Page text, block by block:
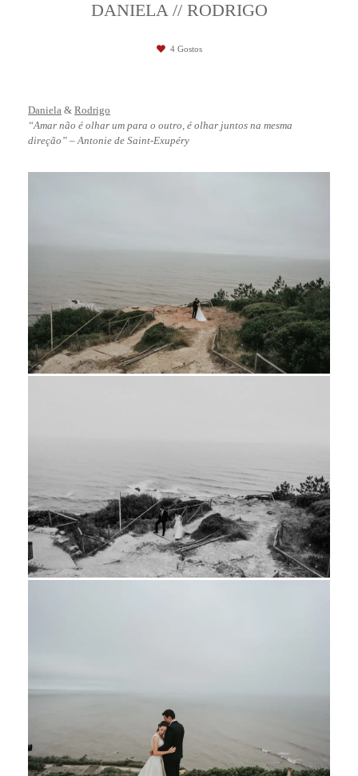
DANIELA // RODRIGO
4Gostos
Daniela & Rodrigo
“Amar não é olhar um para o outro, é olhar juntos na mesma
direção” – Antonie de Saint-Exupéry